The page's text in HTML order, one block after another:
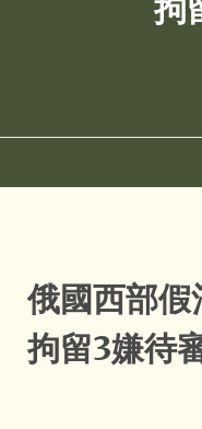
俄國西部
拘留3嫌待